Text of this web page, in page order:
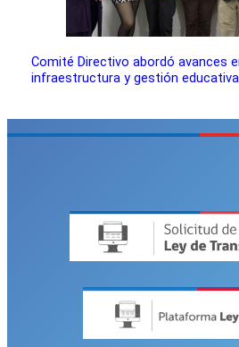
Comité Directivo abordó avances
infraestructura y gestión educativa